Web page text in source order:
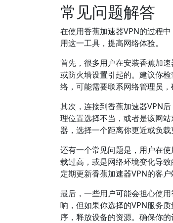
常见问题解答
在使用香蕉加速器VPN的过程
用这一工具，提高网络体验。
首先，很多用户在安装香蕉加
或防火墙设置引起的。建议你
络，可能需要联系网络管理员，
其次，连接到香蕉加速器VPN
理位置选择不当，或者是该网
器，选择一个距离你更近或负
还有一个常见问题是，用户在
载过高，或是网络环境变化导
定期更新香蕉加速器VPN的客
最后，一些用户可能会担心使
响，但如果你选择的VPN服务
序，释放设备的资源。确保你